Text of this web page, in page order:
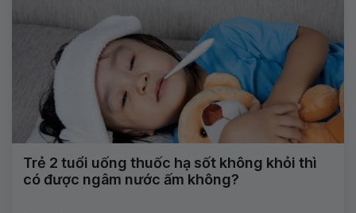
Trẻ 2 tuổi uống thuốc hạ sốt không khỏi thì
có được ngâm nước ấm không?